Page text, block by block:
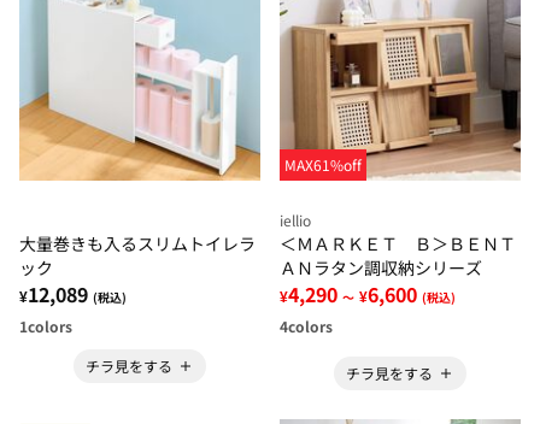
大量巻きも入るスリムトイレラ
ック
¥12,089 (税込)
1colors
チラ見をする
MAX61%off
iellio
＜ＭＡＲＫＥＴ Ｂ＞ＢＥＮＴ
ＡＮラタン調収納シリーズ
¥4,290 ～ ¥6,600 (税込)
4colors
チラ見をする